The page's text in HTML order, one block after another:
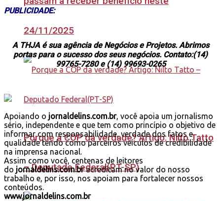
24/11/2025
Porque a COP da verdade? Artigo: Nilto Tatto
– Deputado Federal(PT-SP)
PUBLICIDADE:
A THJA é sua agência de Negócios e Projetos. Abrimos
portas para o sucesso dos seus negócios. Contato:(14)
99765-7280 e (14) 99693-0265
Apoiando o jornaldelins.com.br, você apoia um jornalismo
sério, independente e que tem como princípio o objetivo de
informar com responsabilidade, verdade dos fatos e
qualidade tendo como parceiros veículos de credibilidade
na imprensa nacional.
Assim como você, centenas de leitores
do jornaldelins.com.bracreditam no valor do nosso
trabalho e, por isso, nos apoiam para fortalecer nossos
conteúdos.
www.jornaldelins.com.br